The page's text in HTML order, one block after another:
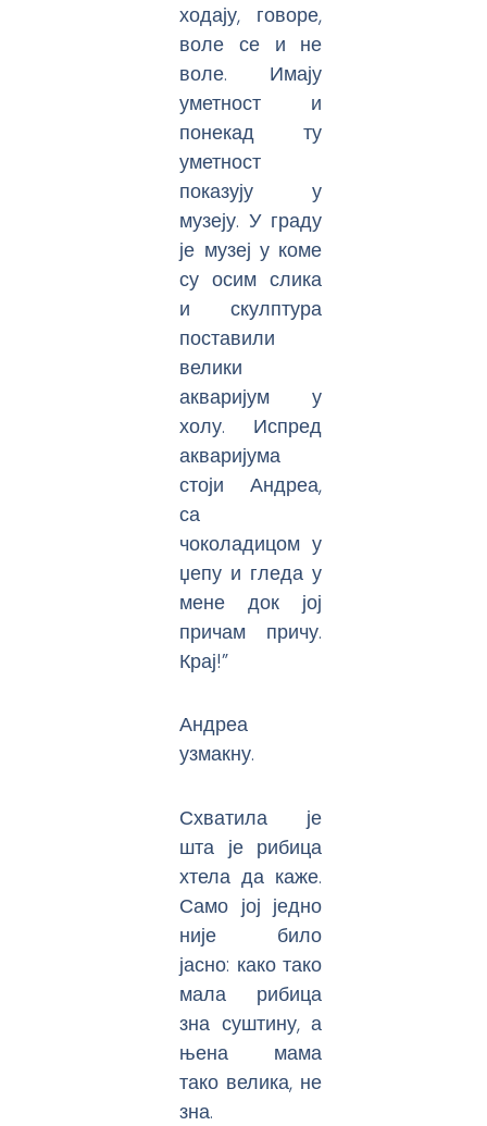
ходају, говоре,
воле се и не
воле. Имају
уметност и
понекад ту
уметност
показују у
музеју. У граду
је музеј у коме
су осим слика
и скулптура
поставили
велики
акваријум у
холу. Испред
акваријума
стоји Андреа,
са
чоколадицом у
џепу и гледа у
мене док јој
причам причу.
Крај!”
Андреа
узмакну.
Схватила је
шта је рибица
хтела да каже.
Само јој једно
није било
јасно: како тако
мала рибица
зна суштину, а
њена мама
тако велика, не
зна.